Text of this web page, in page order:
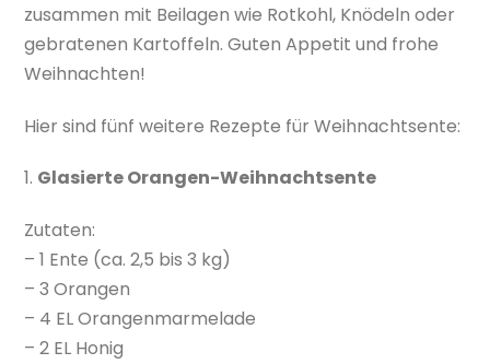
zusammen mit Beilagen wie Rotkohl, Knödeln oder
gebratenen Kartoffeln. Guten Appetit und frohe
Weihnachten!
Hier sind fünf weitere Rezepte für Weihnachtsente:
1. Glasierte Orangen-Weihnachtsente
Zutaten:
– 1 Ente (ca. 2,5 bis 3 kg)
– 3 Orangen
– 4 EL Orangenmarmelade
– 2 EL Honig